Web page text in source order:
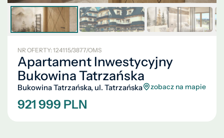
NR OFERTY: 124115/3877/OMS
Apartament Inwestycyjny
Bukowina Tatrzańska
Bukowina Tatrzańska, ul. Tatrzańska zobacz na mapie
921 999 PLN